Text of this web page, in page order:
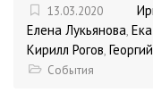
13.03.2020
Елена Лукьянова,
Кирилл Рогов,
События